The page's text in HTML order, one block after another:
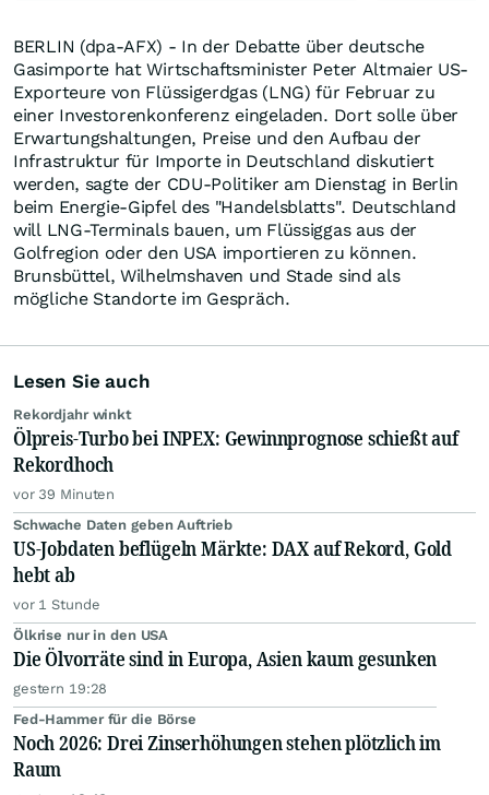
BERLIN (dpa-AFX) - In der Debatte über deutsche
Gasimporte hat Wirtschaftsminister Peter Altmaier US-
Exporteure von Flüssigerdgas (LNG) für Februar zu
einer Investorenkonferenz eingeladen. Dort solle über
Erwartungshaltungen, Preise und den Aufbau der
Infrastruktur für Importe in Deutschland diskutiert
werden, sagte der CDU-Politiker am Dienstag in Berlin
beim Energie-Gipfel des "Handelsblatts". Deutschland
will LNG-Terminals bauen, um Flüssiggas aus der
Golfregion oder den USA importieren zu können.
Brunsbüttel, Wilhelmshaven und Stade sind als
mögliche Standorte im Gespräch.
Lesen Sie auch
Rekordjahr winkt
Ölpreis-Turbo bei INPEX: Gewinnprognose schießt auf
Rekordhoch
vor 39 Minuten
Schwache Daten geben Auftrieb
US-Jobdaten beflügeln Märkte: DAX auf Rekord, Gold
hebt ab
vor 1 Stunde
Ölkrise nur in den USA
Die Ölvorräte sind in Europa, Asien kaum gesunken
gestern 19:28
Fed-Hammer für die Börse
Noch 2026: Drei Zinserhöhungen stehen plötzlich im
Raum